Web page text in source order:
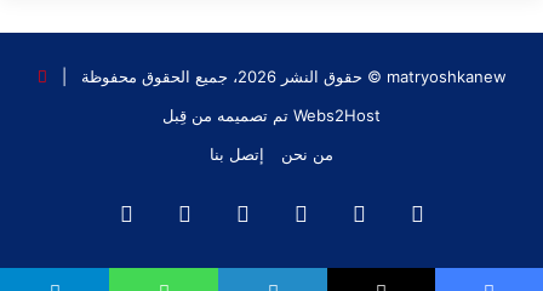
matryoshkanew © حقوق النشر 2026، جميع الحقوق محفوظة |
Webs2Host تم تصميمه من قِبل
من نحن
إتصل بنا
فيسبوك يوتيوب انستقرام‫TikTok